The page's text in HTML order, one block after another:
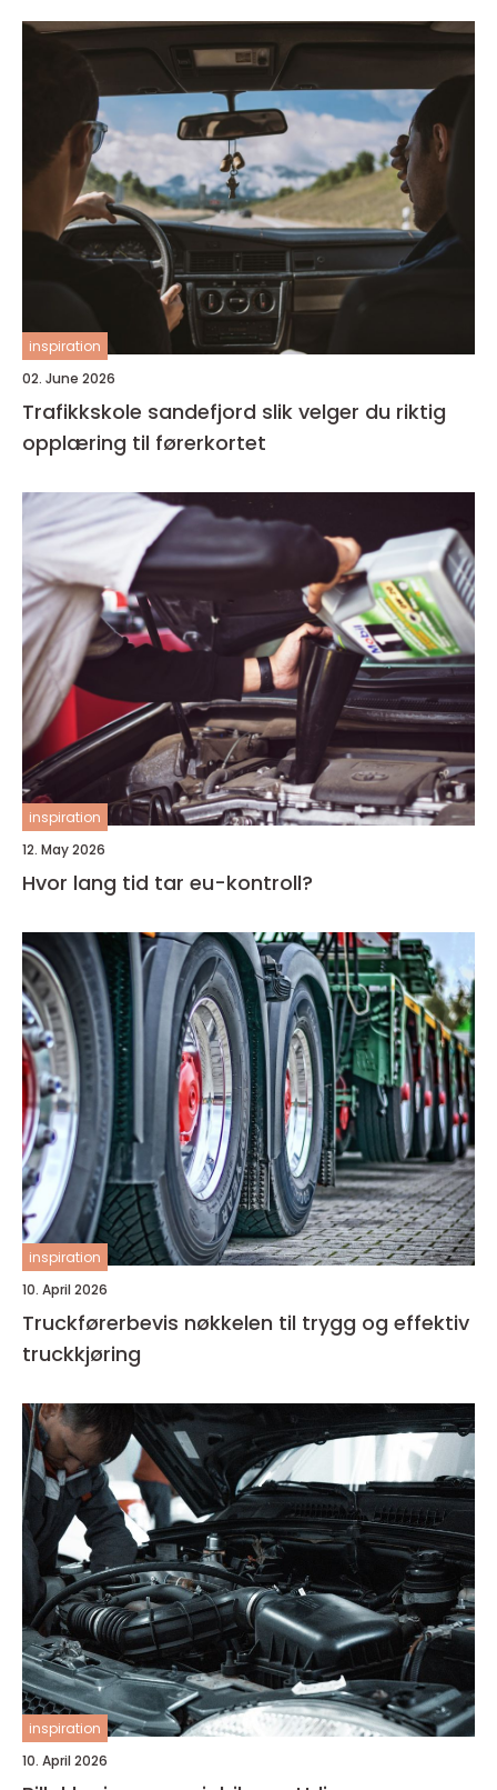
inspiration
02. June 2026
Trafikkskole sandefjord slik velger du riktig
opplæring til førerkortet
inspiration
12. May 2026
Hvor lang tid tar eu-kontroll?
inspiration
10. April 2026
Truckførerbevis nøkkelen til trygg og effektiv
truckkjøring
inspiration
10. April 2026